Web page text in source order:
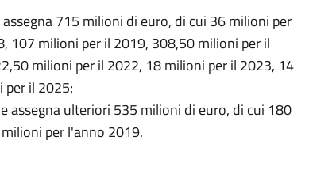
assegna 715 milioni di euro, di cui 36 milioni per
107 milioni per il 2019, 308,50 milioni per il
milioni per il 2022, 18 milioni per il 2023, 14
per il 2025;
assegna ulteriori 535 milioni di euro, di cui 180
per l'anno 2019.